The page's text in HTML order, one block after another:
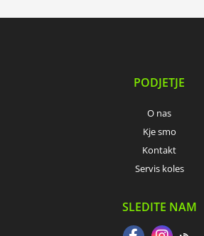
PODJETJE
O nas
Kje smo
Kontakt
Servis koles
SLEDITE NAM